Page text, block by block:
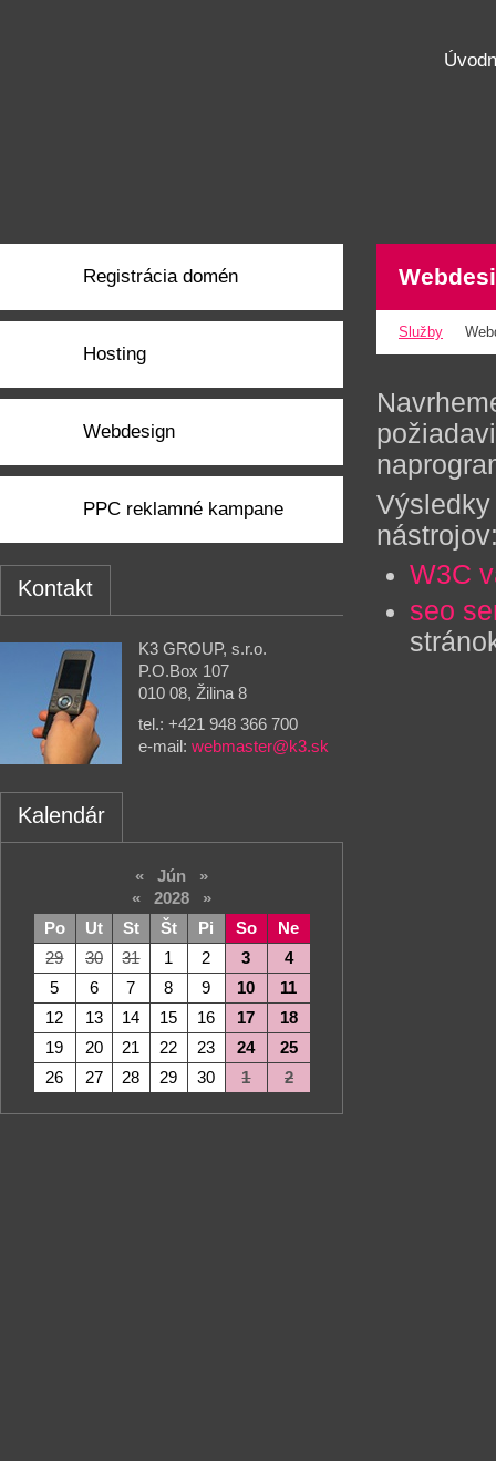
Registrácia domén
Hosting
Webdesign
PPC reklamné kampane
Kontakt
K3 GROUP, s.r.o.
P.O.Box 107
010 08, Žilina 8
tel.: +421 948 366 700
e-mail:webmaster@k3.sk
Kalendár
« Jún
»
«
2028
»
Po
Ut St Št Pi So
Ne
29
30 31 1 2 3
4
5
6 7 8 9 10
11
12
13 14 15 16 17
18
19
20 21 22 23 24
25
26
27 28 29 30 1 2
Služby
W3C
seo